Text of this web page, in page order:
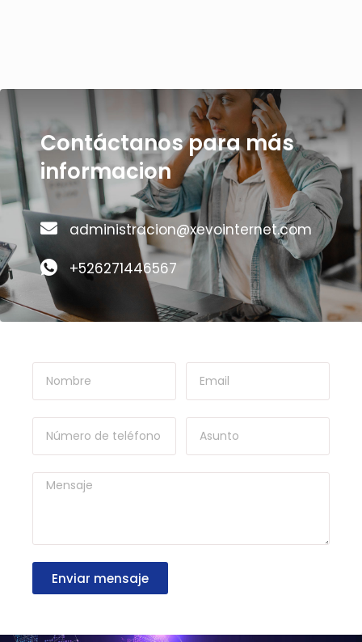
Contáctanos para más
informacion
administracion@xevointernet.com
+526271446567
Enviar mensaje